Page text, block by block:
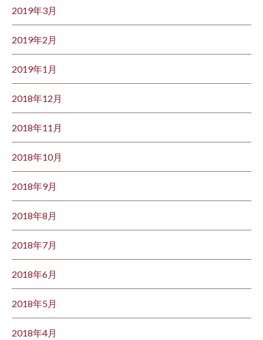
2019年3月
2019年2月
2019年1月
2018年12月
2018年11月
2018年10月
2018年9月
2018年8月
2018年7月
2018年6月
2018年5月
2018年4月